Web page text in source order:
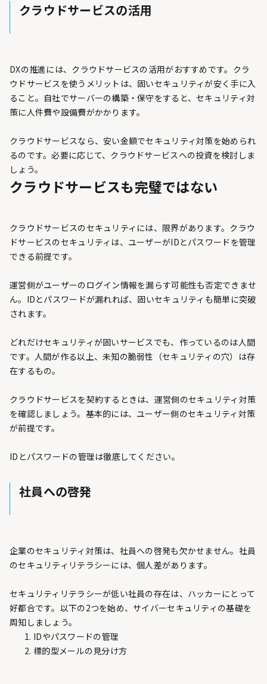
クラウドサービスの活用
DXの推進には、クラウドサービスの活用がおすすめです。クラ
ウドサービスを使うメリットは、固いセキュリティが安く手に入
ること。自社でサーバーの構築・保守をすると、セキュリティ対
策に人件費や設備費がかかります。
クラウドサービスなら、安い金額でセキュリティ対策を始められ
るのです。必要に応じて、クラウドサービスへの投資を検討しま
しょう。
クラウドサービスも完璧ではない
クラウドサービスのセキュリティには、限界があります。クラウ
ドサービスのセキュリティは、ユーザーがIDとパスワードを管理
できる前提です。
運営側がユーザーのログイン情報を漏らす可能性も否定できませ
ん。IDとパスワードが漏れれば、固いセキュリティも簡単に突破
されます。
どれだけセキュリティが固いサービスでも、作っているのは人間
です。人間が作る以上、未知の脆弱性（セキュリティの穴）は存
在するもの。
クラウドサービスを契約するときは、運営側のセキュリティ対策
を確認しましょう。基本的には、ユーザー側のセキュリティ対策
が前提です。
IDとパスワードの管理は徹底してください。
社員への啓発
企業のセキュリティ対策は、社員への啓発も欠かせません。社員
のセキュリティリテラシーには、個人差があります。
セキュリティリテラシーが低い社員の存在は、ハッカーにとって
好都合です。以下の2つを始め、サイバーセキュリティの基礎を
周知しましょう。
IDやパスワードの管理
標的型メールの見分け方